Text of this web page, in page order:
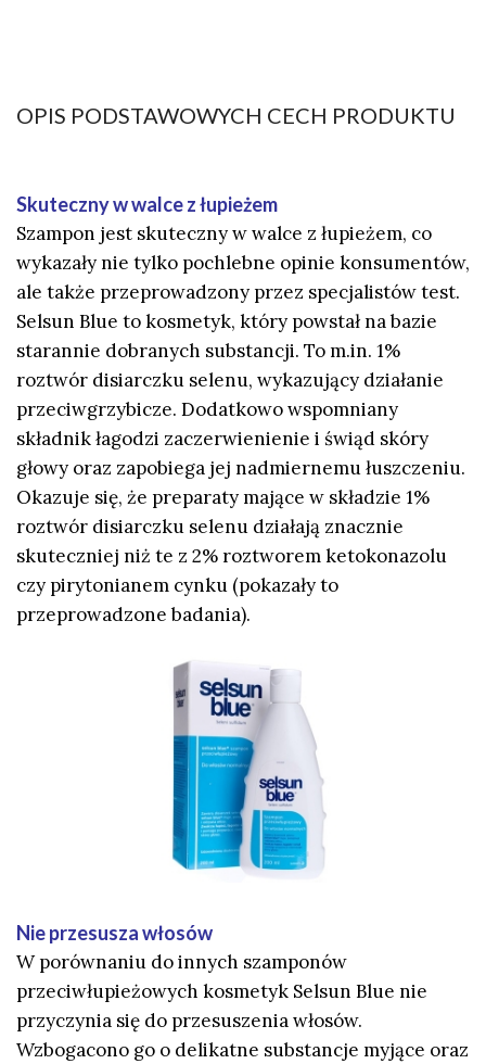
OPIS PODSTAWOWYCH CECH PRODUKTU
Skuteczny w walce z łupieżem
Szampon jest skuteczny w walce z łupieżem, co
wykazały nie tylko pochlebne opinie konsumentów,
ale także przeprowadzony przez specjalistów test.
Selsun Blue to kosmetyk, który powstał na bazie
starannie dobranych substancji. To m.in. 1%
roztwór disiarczku selenu, wykazujący działanie
przeciwgrzybicze. Dodatkowo wspomniany
składnik łagodzi zaczerwienienie i świąd skóry
głowy oraz zapobiega jej nadmiernemu łuszczeniu.
Okazuje się, że preparaty mające w składzie 1%
roztwór disiarczku selenu działają znacznie
skuteczniej niż te z 2% roztworem ketokonazolu
czy pirytonianem cynku (pokazały to
przeprowadzone badania).
Nie przesusza włosów
W porównaniu do innych szamponów
przeciwłupieżowych kosmetyk Selsun Blue nie
przyczynia się do przesuszenia włosów.
Wzbogacono go o delikatne substancje myjące oraz